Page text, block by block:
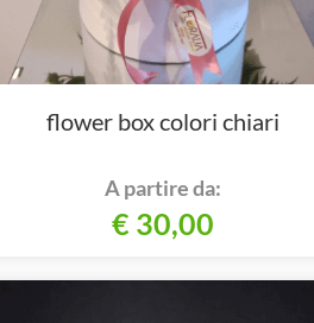
flower box colori chiari
A partire da:
€ 30,00